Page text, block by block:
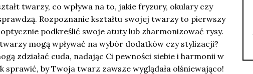
twarzy, co wpływa na to, jakie fryzury, okulary czy
Rozpoznanie kształtu swojej twarzy to pierwszy
podkreślić swoje atuty lub zharmonizować rysy.
mogą wpływać na wybór dodatków czy stylizacji?
zdziałać cuda, nadając Ci pewności siebie i harmonii w
sprawić, by Twoja twarz zawsze wyglądała olśniewająco!